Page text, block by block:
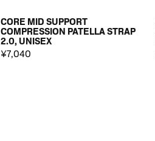
CORE MID SUPPORT
COMPRESSION PATELLA STRAP
2.0, UNISEX
¥7,040